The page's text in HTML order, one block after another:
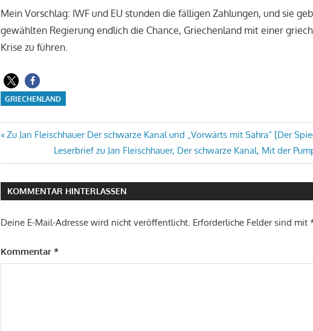
Mein Vorschlag: IWF und EU stunden die fälligen Zahlungen, und sie
gewählten Regierung endlich die Chance, Griechenland mit einer
Krise zu führen.
GRIECHENLAND
Beitragsnavigation
Vorheriger
Zu Jan Fleischhauer Der schwarze Kanal und „Vorwärts mit Sahra“ [Der
Nächster
Beitrag:
Leserbrief zu Jan Fleischhauer, Der schwarze Kanal, Mit der
KOMMENTAR HINTERLASSEN
Deine E-Mail-Adresse wird nicht veröffentlicht. Erforderliche Felder sind mit
Kommentar*